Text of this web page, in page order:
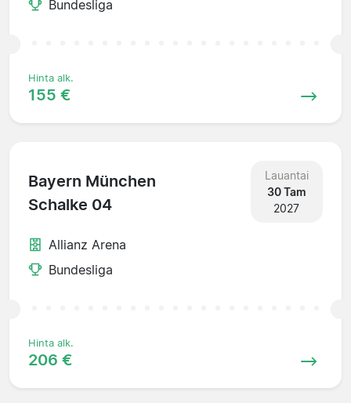
Bundesliga
Hinta alk.
155 €
Bayern München
Schalke 04
Lauantai
30 Tam
2027
Allianz Arena
Bundesliga
Hinta alk.
206 €